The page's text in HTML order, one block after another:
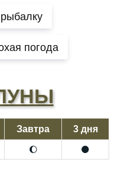
погода
Завтра 3 дня
🌔 🌑